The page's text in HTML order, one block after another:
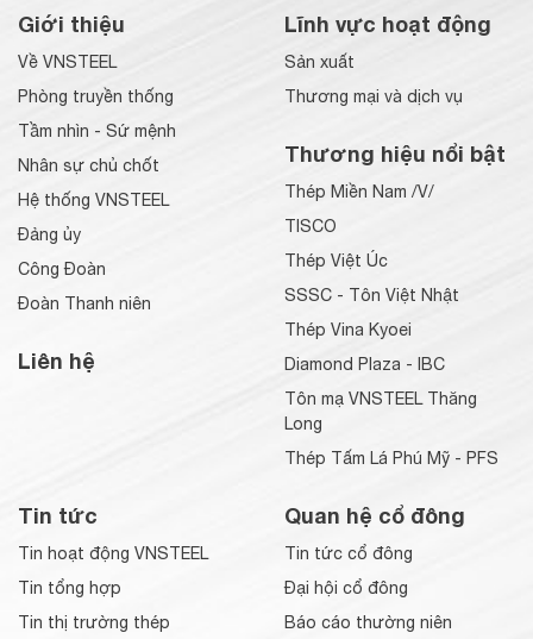
Giới thiệu
Về VNSTEEL
Phòng truyền thống
Tầm nhìn - Sứ mệnh
Nhân sự chủ chốt
Hệ thống VNSTEEL
Đảng ủy
Công Đoàn
Đoàn Thanh niên
Liên hệ
Lĩnh vực hoạt động
Sản xuất
Thương mại và dịch vụ
Thương hiệu nổi bật
Thép Miền Nam /V/
TISCO
Thép Việt Úc
SSSC - Tôn Việt Nhật
Thép Vina Kyoei
Diamond Plaza - IBC
Tôn mạ VNSTEEL Thăng
Long
Thép Tấm Lá Phú Mỹ - PFS
Tin tức
Tin hoạt động VNSTEEL
Tin tổng hợp
Tin thị trường thép
Quan hệ cổ đông
Tin tức cổ đông
Đại hội cổ đông
Báo cáo thường niên